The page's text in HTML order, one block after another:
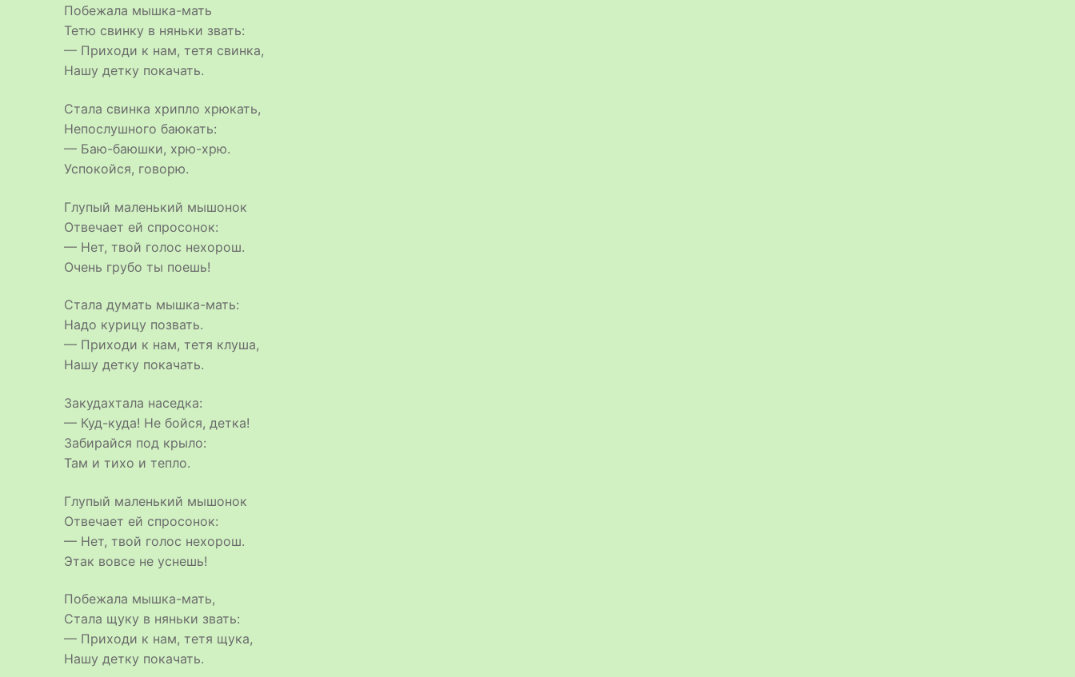
Побежала мышка-мать
Тетю свинку в няньки звать:
— Приходи к нам, тетя свинка,
Нашу детку покачать.
Стала свинка хрипло хрюкать,
Непослушного баюкать:
— Баю-баюшки, хрю-хрю.
Успокойся, говорю.
Глупый маленький мышонок
Отвечает ей спросонок:
— Нет, твой голос нехорош.
Очень грубо ты поешь!
Стала думать мышка-мать:
Надо курицу позвать.
— Приходи к нам, тетя клуша,
Нашу детку покачать.
Закудахтала наседка:
— Куд-куда! Не бойся, детка!
Забирайся под крыло:
Там и тихо и тепло.
Глупый маленький мышонок
Отвечает ей спросонок:
— Нет, твой голос нехорош.
Этак вовсе не уснешь!
Побежала мышка-мать,
Стала щуку в няньки звать:
— Приходи к нам, тетя щука,
Нашу детку покачать.